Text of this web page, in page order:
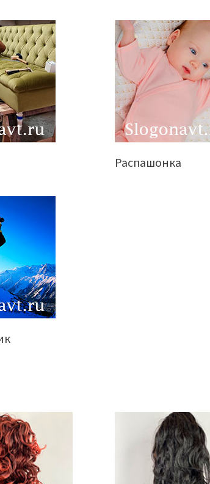
Распашонка